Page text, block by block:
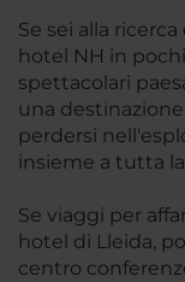
Se sei alla
hotel NH in
spettacolari
una
perdersi
insieme a tutta
Se viaggi per
hotel di Lleida,
centro